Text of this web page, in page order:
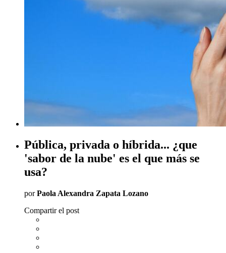
Pública, privada o híbrida... ¿que
'sabor de la nube' es el que más se
usa?
porPaola Alexandra Zapata Lozano
Compartir el post